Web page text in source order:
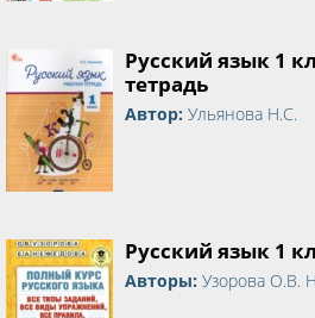
Русский язык 1
тетрадь
Автор: Ульянова Н.С.
Русский язык 1
Авторы: Узорова О.В.